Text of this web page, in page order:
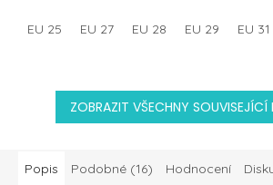
EU 25 EU 27 EU 28 EU 29 EU 31
ZOBRAZIT VŠECHNY SOUVISEJÍCÍ
Popis Podobné (16) Hodnocení